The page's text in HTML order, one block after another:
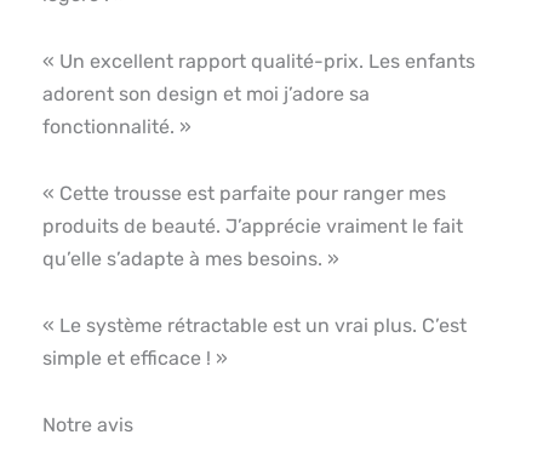
« Un excellent rapport qualité-prix. Les enfants
adorent son design et moi j’adore sa
fonctionnalité. »
« Cette trousse est parfaite pour ranger mes
produits de beauté. J’apprécie vraiment le fait
qu’elle s’adapte à mes besoins. »
« Le système rétractable est un vrai plus. C’est
simple et efficace ! »
Notre avis